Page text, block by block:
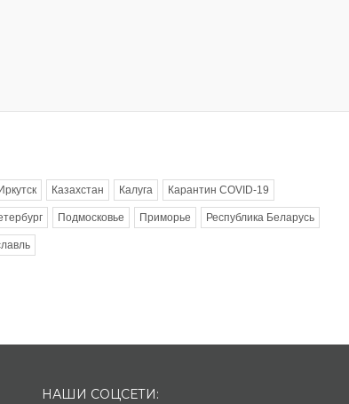
Казахстан Калуга Карантин COVID-19
Подмосковье Приморье Республика Беларусь
НАШИ СОЦСЕТИ: